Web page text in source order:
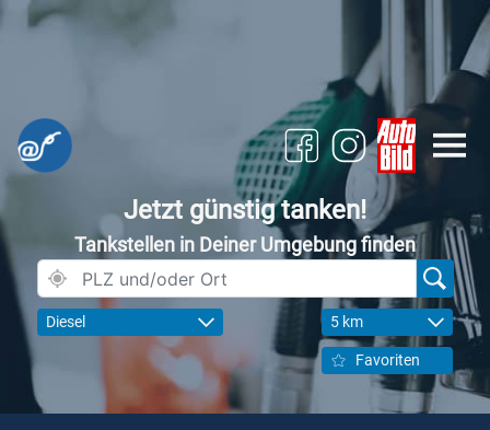
Jetzt günstig tanken!
Tankstellen in Deiner Umgebung finden
Diesel 5 km
Favoriten